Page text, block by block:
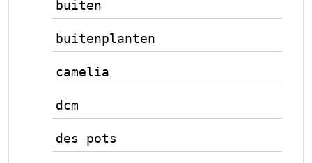
buiten
buitenplanten
camelia
dcm
des pots